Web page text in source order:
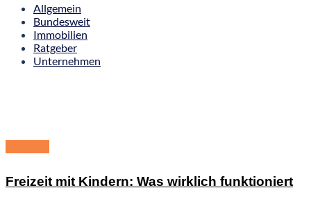
Allgemein
Bundesweit
Immobilien
Ratgeber
Unternehmen
Freizeit mit Kindern: Was wirklich funktioniert